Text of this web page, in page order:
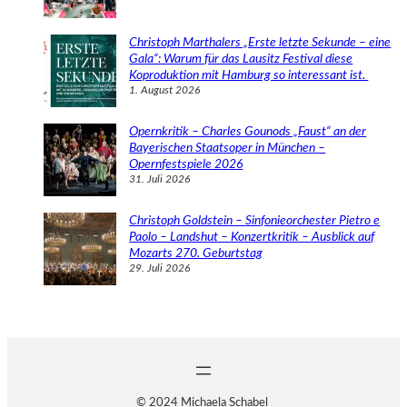
Christoph Marthalers „Erste letzte Sekunde – eine
Gala“: Warum für das Lausitz Festival diese
Koproduktion mit Hamburg so interessant ist.
1. August 2026
Opernkritik – Charles Gounods „Faust“ an der
Bayerischen Staatsoper in München –
Opernfestspiele 2026
31. Juli 2026
Christoph Goldstein – Sinfonieorchester Pietro e
Paolo – Landshut – Konzertkritik – Ausblick auf
Mozarts 270. Geburtstag
29. Juli 2026
© 2024 Michaela Schabel